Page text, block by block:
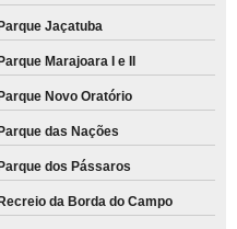
Jaçatuba
Marajoara I e II
Novo Oratório
das Nações
dos Pássaros
da Borda do Campo